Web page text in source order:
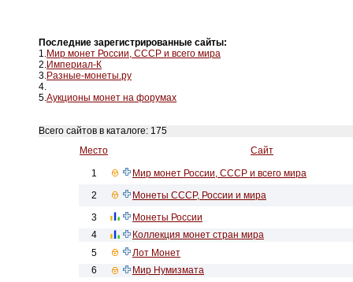
Последние зарегистрированные сайты:
1.Мир монет России, СССР и всего мира
2.Империал-К
3.Разные-монеты.ру
4.
5.Аукционы монет на форумах
Всего сайтов в каталоге: 175
Место
Сайт
1
Мир монет России, СССР и всего мира
2
Монеты СССР, России и мира
3
Монеты России
4
Коллекция монет стран мира
5
Лот Монет
6
Мир Нумизмата